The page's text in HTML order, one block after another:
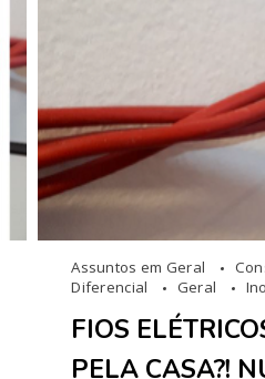
Assuntos em Geral
Diferencial
Geral
FIOS
PELA CASA?!